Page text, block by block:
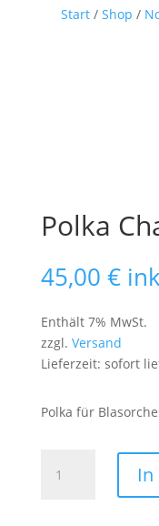
Start /Shop /
Polka
45,00 €
Enthält 7% MwSt.
zzgl. Versand
Lieferzeit: sofort
Polka für
Charlotte